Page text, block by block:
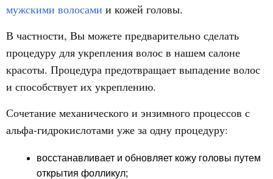
мужскими волосами и кожей головы.
В частности, Вы можете предварительно сделать
процедуру для укрепления волос в нашем салоне
красоты. Процедура предотвращает выпадение волос
и способствует их укреплению.
Сочетание механического и энзимного процессов с
альфа-гидрокислотами уже за одну процедуру:
восстанавливает и обновляет кожу головы путем
открытия фолликул;